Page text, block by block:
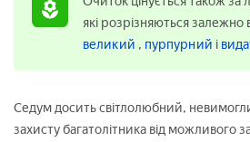
які розрізняються залежно
великий , пурпурний і
Седум досить світлолюбний,
захисту багатолітника від можливого